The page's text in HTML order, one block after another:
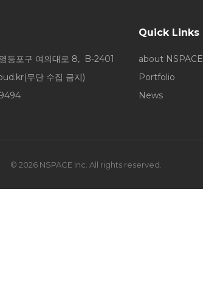
등포구 여의대로 8, B-2401
(무단 수집 금지)
Quick Links
about NSPACE
Portfolio
News
© 2026 NSPACE Inc. All rights reserved.